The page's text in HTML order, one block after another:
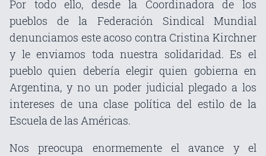
Por todo ello, desde la Coordinadora de los
pueblos de la Federación Sindical Mundial
denunciamos este acoso contra Cristina Kirchner
y le enviamos toda nuestra solidaridad. Es el
pueblo quien debería elegir quien gobierna en
Argentina, y no un poder judicial plegado a los
intereses de una clase política del estilo de la
Escuela de las Américas.
Nos preocupa enormemente el avance y el